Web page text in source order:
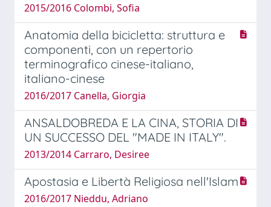
2015/2016 Colombi, Sofia
Anatomia della bicicletta: struttura e
componenti, con un repertorio
terminografico cinese-italiano,
italiano-cinese
2016/2017 Canella, Giorgia
ANSALDOBREDA E LA CINA, STORIA DI
UN SUCCESSO DEL "MADE IN ITALY".
2013/2014 Carraro, Desiree
Apostasia e Libertà Religiosa nell'Islam
2016/2017 Nieddu, Adriano